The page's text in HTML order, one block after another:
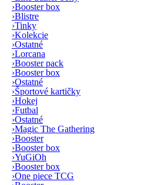
›Booster box
›Blistre
›Tinky
›Kolekcie
›Ostatné
›Lorcana
›Booster pack
›Booster box
›Ostatné
›Športové kartičky
›Hokej
›Futbal
›Ostatné
›Magic The Gathering
›Booster
›Booster box
›YuGiOh
›Booster box
›One piece TCG